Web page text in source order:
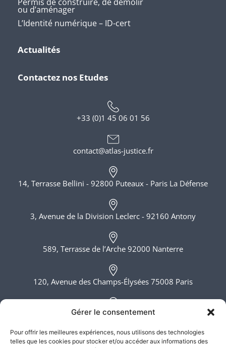
Gérer le consentement
Pour offrir les meilleures expériences, nous utilisons des technologies
telles que les cookies pour stocker et/ou accéder aux informations des
ou d’aménager
L’Identité numérique – ID-cert
Actualités
Contactez nos Etudes
+33 (0)1 45 06 01 56
contact@atlas-justice.fr
14, Terrasse Bellini - 92800 Puteaux - Paris La Défense
3, Avenue de la Division Leclerc - 92160 Antony
589, Terrasse de l’Arche 92000 Nanterre
120, Avenue des Champs-Élysées 75008 Paris
6, rue du Bois Sauvage 91000 Evry